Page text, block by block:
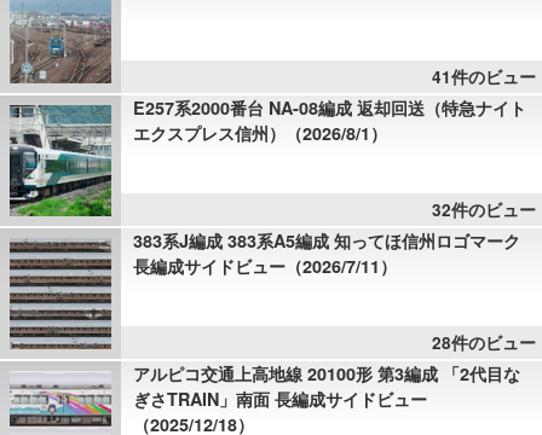
41件のビュー
E257系2000番台 NA-08編成 返却回送（特急ナイト
エクスプレス信州）（2026/8/1）
32件のビュー
383系J編成 383系A5編成 知ってほ信州ロゴマーク
長編成サイドビュー（2026/7/11）
28件のビュー
アルピコ交通上高地線 20100形 第3編成 「2代目な
ぎさTRAIN」南面 長編成サイドビュー
（2025/12/18）